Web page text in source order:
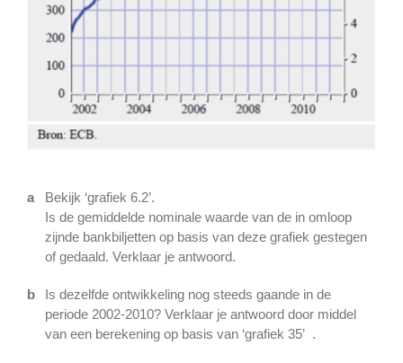
a
Bekijk ‘grafiek 6.2’.
Is de gemiddelde nominale waarde van de in omloop
zijnde bankbiljetten op basis van deze grafiek gestegen
of gedaald. Verklaar je antwoord.
b
Is dezelfde ontwikkeling nog steeds gaande in de
periode 2002-2010? Verklaar je antwoord door middel
van een berekening op basis van ‘grafiek 35’ .